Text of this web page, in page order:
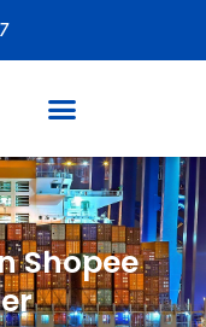
Shopee